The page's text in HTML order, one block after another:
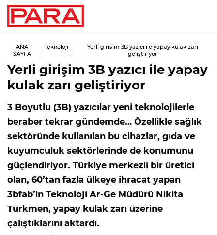
ANA
SAYFA
Teknoloji
Yerli girişim 3B yazıcı ile yapay kulak zarı
geliştiriyor
Yerli girişim 3B yazıcı ile yapay
kulak zarı geliştiriyor
3 Boyutlu (3B) yazıcılar yeni teknolojilerle
beraber tekrar gündemde… Özellikle sağlık
sektöründe kullanılan bu cihazlar, gıda ve
kuyumculuk sektörlerinde de konumunu
güçlendiriyor. Türkiye merkezli bir üretici
olan, 60’tan fazla ülkeye ihracat yapan
3bfab’in Teknoloji Ar-Ge Müdürü Nikita
Türkmen, yapay kulak zarı üzerine
çalıştıklarını aktardı.